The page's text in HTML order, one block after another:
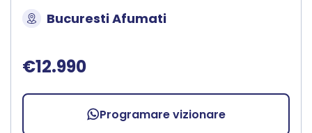
Bucuresti Afumati
€12.990
Programare vizionare